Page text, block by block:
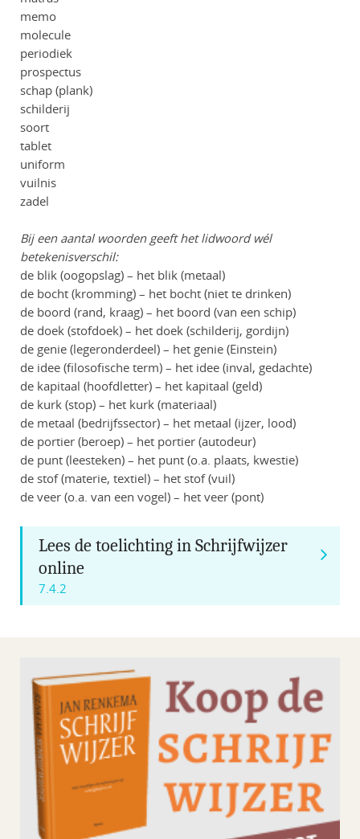
memo
molecule
periodiek
prospectus
schap (plank)
schilderij
soort
tablet
uniform
vuilnis
zadel
Bij een aantal woorden geeft het lidwoord wél
betekenisverschil:
de blik (oogopslag) – het blik (metaal)
de bocht (kromming) – het bocht (niet te drinken)
de boord (rand, kraag) – het boord (van een schip)
de doek (stofdoek) – het doek (schilderij, gordijn)
de genie (legeronderdeel) – het genie (Einstein)
de idee (filosofische term) – het idee (inval, gedachte)
de kapitaal (hoofdletter) – het kapitaal (geld)
de kurk (stop) – het kurk (materiaal)
de metaal (bedrijfssector) – het metaal (ijzer, lood)
de portier (beroep) – het portier (autodeur)
de punt (leesteken) – het punt (o.a. plaats, kwestie)
de stof (materie, textiel) – het stof (vuil)
de veer (o.a. van een vogel) – het veer (pont)
Lees de toelichting in Schrijfwijzer
online
7.4.2